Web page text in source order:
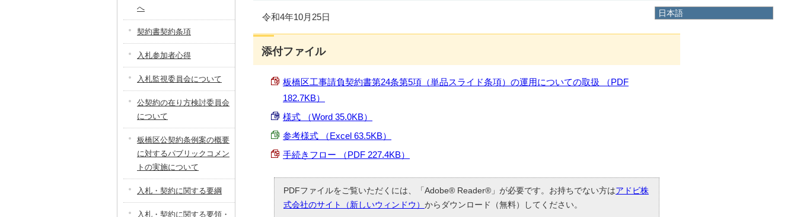
日本語
简体中文
令和4年10月25日
添付ファイル
板橋区工事請負契約書第24条第5項（単品スライド条項）の運用についての取扱 （PDF
182.7KB）
様式 （Word 35.0KB）
参考様式 （Excel 63.5KB）
手続きフロー （PDF 227.4KB）
PDFファイルをご覧いただくには、「Adobe® Reader®」が必要です。お持ちでない方はアドビ株
式会社のサイト（新しいウィンドウ） からダウンロード（無料）してください。
へ
契約書契約条項
入札参加者心得
入札監視委員会について
公契約の在り方検討委員会
について
板橋区公契約条例案の概要
に対するパブリックコメン
トの実施について
入札・契約に関する要綱
入札・契約に関する要領・